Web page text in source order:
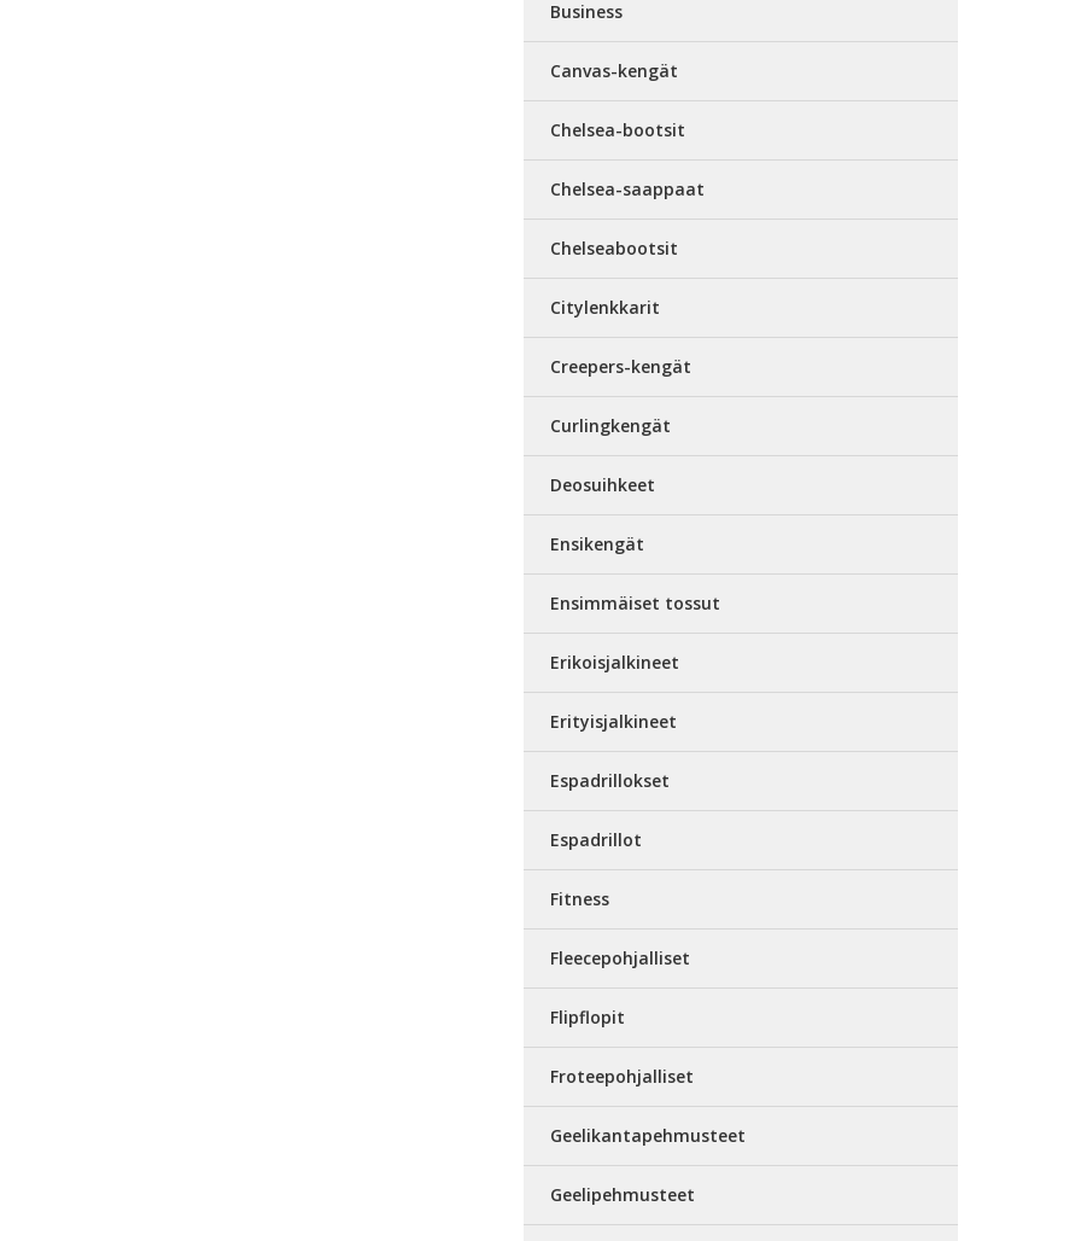
Business
Canvas-kengät
Chelsea-bootsit
Chelsea-saappaat
Chelseabootsit
Citylenkkarit
Creepers-kengät
Curlingkengät
Deosuihkeet
Ensikengät
Ensimmäiset tossut
Erikoisjalkineet
Erityisjalkineet
Espadrillokset
Espadrillot
Fitness
Fleecepohjalliset
Flipflopit
Froteepohjalliset
Geelikantapehmusteet
Geelipehmusteet